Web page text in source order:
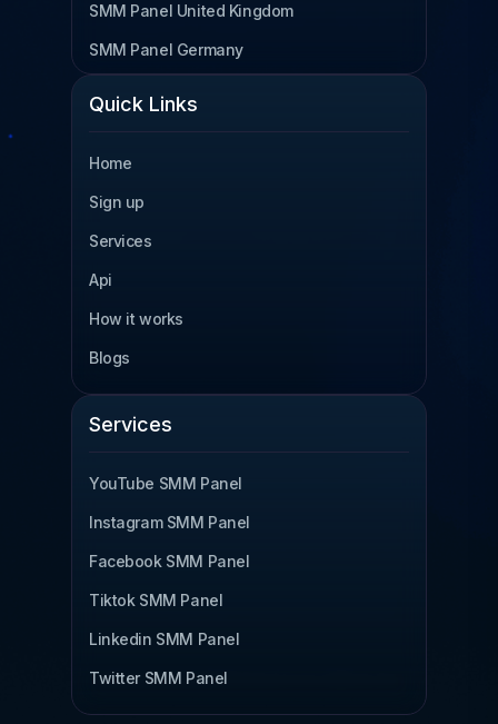
SMM Panel United Kingdom
SMM Panel Germany
SMM Panel Tanzania
SMM Panel Uganda
SMM Panel South Africa
SMM Panel Indonesia
SMM Panel France
SMM Panel Türkiye
SMM Panel Brazil
SMM Panel South Korea
Read more
Quick Links
Home
Sign up
Services
Api
How it works
Blogs
Services
YouTube SMM Panel
Instagram SMM Panel
Facebook SMM Panel
Tiktok SMM Panel
Linkedin SMM Panel
Twitter SMM Panel